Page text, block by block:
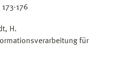
176
H.
für